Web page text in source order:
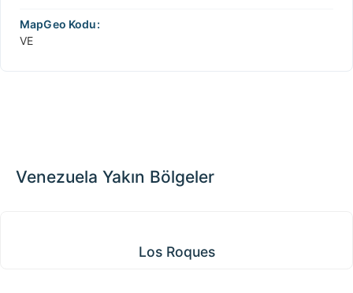
MapGeo Kodu:
VE
Venezuela Yakın Bölgeler
Los Roques